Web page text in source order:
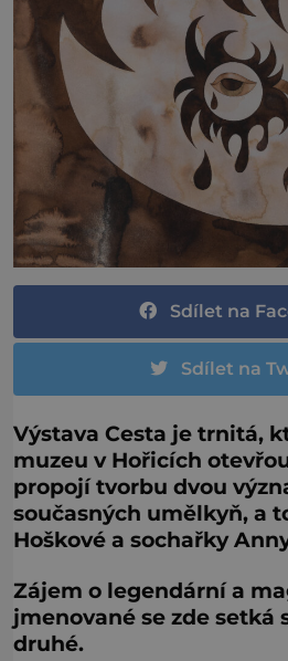
Sdílet na
Sdílet na
Výstava Cesta je trnitá,
muzeu v Hořicích
propojí tvorbu dvou
současných umělkyň, a
Hoškové a sochařky
Zájem o legendární a
jmenované se zde setká
druhé.